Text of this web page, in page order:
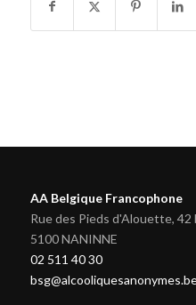
AA Belgique Francophone
Rue des Pieds d'Alouette, 42
5100 NANINNE
02 511 40 30